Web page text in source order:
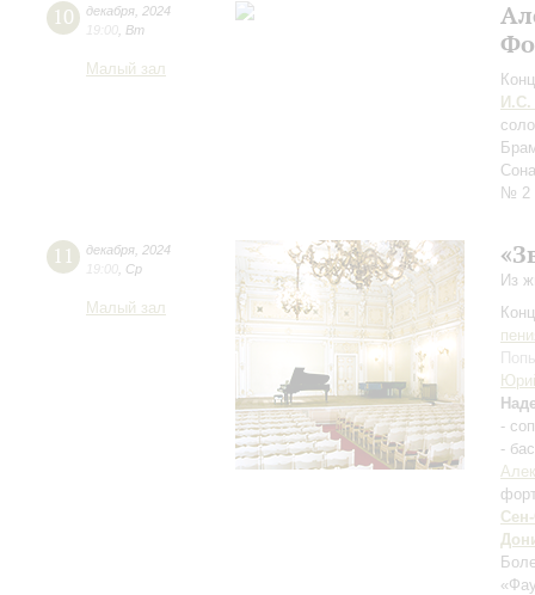
10 декабря 2024
19:00 Вт
Малый зал
И.С.
№ 2
11 декабря 2024
19:00 Ср
Малый зал
Из
-
-